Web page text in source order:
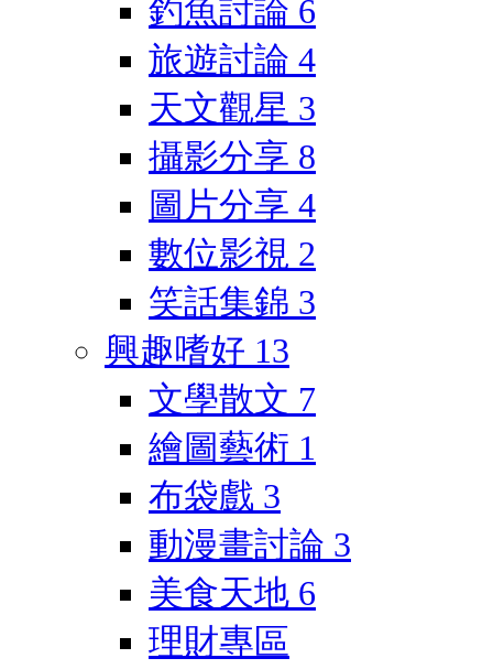
釣魚討論 6
旅遊討論 4
天文觀星 3
攝影分享 8
圖片分享 4
數位影視 2
笑話集錦 3
興趣嗜好 13
文學散文 7
繪圖藝術 1
布袋戲 3
動漫畫討論 3
美食天地 6
理財專區